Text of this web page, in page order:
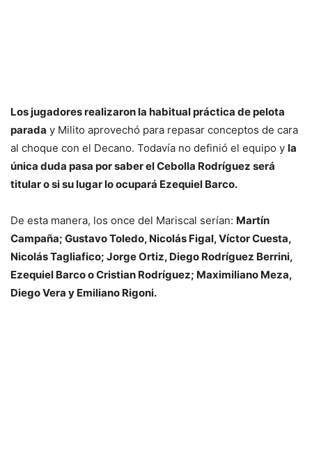
Los jugadores realizaron la habitual práctica de pelota
parada y Milito aprovechó para repasar conceptos de cara
al choque con el Decano. Todavía no definió el equipo y la
única duda pasa por saber el Cebolla Rodríguez será
titular o si su lugar lo ocupará Ezequiel Barco.
De esta manera, los once del Mariscal serían: Martín
Campaña; Gustavo Toledo, Nicolás Figal, Víctor Cuesta,
Nicolás Tagliafico; Jorge Ortiz, Diego Rodríguez Berrini,
Ezequiel Barco o Cristian Rodríguez; Maximiliano Meza,
Diego Vera y Emiliano Rigoni.